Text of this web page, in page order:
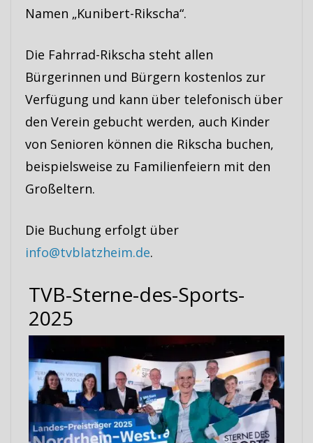
Namen „Kunibert-Rikscha“.
Die Fahrrad-Rikscha steht allen
Bürgerinnen und Bürgern kostenlos zur
Verfügung und kann über telefonisch über
den Verein gebucht werden, auch Kinder
von Senioren können die Rikscha buchen,
beispielsweise zu Familienfeiern mit den
Großeltern.
Die Buchung erfolgt über
info@tvblatzheim.de.
TVB-Sterne-des-Sports-
2025